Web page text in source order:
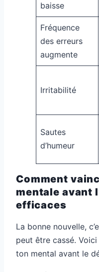
baisse
Fréquence
des erreurs
augmente
Irritabilité
Sautes
d’humeur
Comment
mentale avant
efficaces
La bonne nouvelle,
peut être cassé.
ton mental avant le